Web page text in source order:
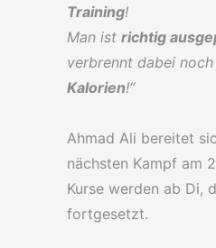
Training!
Man ist richtig
verbrennt dabei noch
Kalorien!“
Ahmad Ali bereitet
nächsten Kampf am
Kurse werden ab Di,
fortgesetzt.